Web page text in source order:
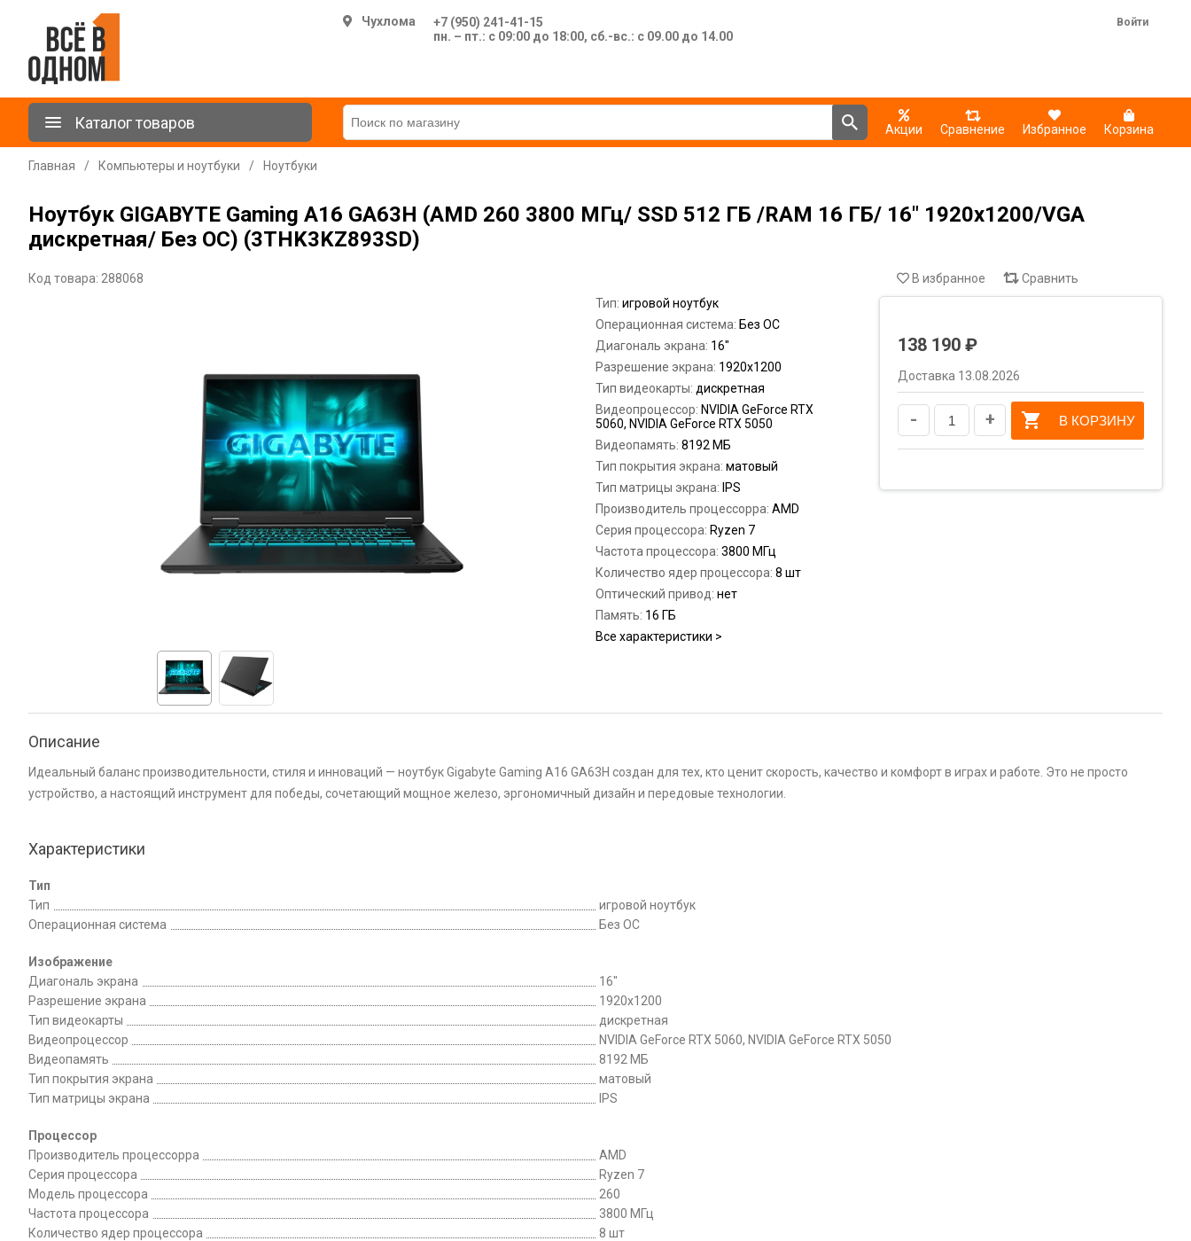
Чухлома
+7 (950) 241-41-15
пн. – пт.: с 09:00 до 18:00, сб.-вс.: с 09.00 до 14.00
Войти
Каталог товаров Акции Сравнение Избранное Корзина
Главная / Компьютеры и ноутбуки / Ноутбуки
Ноутбук GIGABYTE Gaming A16 GA63H (AMD 260 3800 МГц/ SSD 512 ГБ /RAM 16 ГБ/ 16" 1920x1200/VGA
дискретная/ Без ОС) (3THK3KZ893SD)
Код товара: 288068
Тип: игровой ноутбук
Операционная система: Без ОС
Диагональ экрана: 16"
Разрешение экрана: 1920x1200
Тип видеокарты: дискретная
Видеопроцессор: NVIDIA GeForce RTX
5060, NVIDIA GeForce RTX 5050
Видеопамять: 8192 МБ
Тип покрытия экрана: матовый
Тип матрицы экрана: IPS
Производитель процессорра: AMD
Серия процессора: Ryzen 7
Частота процессора: 3800 МГц
Количество ядер процессора: 8 шт
Оптический привод: нет
Память: 16 ГБ
Все характеристики >
В избранное Сравнить
138 190 ₽
Доставка 13.08.2026
- + В КОРЗИНУ
Описание
Идеальный баланс производительности, стиля и инноваций — ноутбук Gigabyte Gaming A16 GA63H создан для тех, кто ценит скорость, качество и комфорт в играх и работе. Это не просто
устройство, а настоящий инструмент для победы, сочетающий мощное железо, эргономичный дизайн и передовые технологии.
Характеристики
Тип
Тип
игровой ноутбук
Операционная система
Без ОС
Изображение
Диагональ экрана
16"
Разрешение экрана
1920x1200
Тип видеокарты
дискретная
Видеопроцессор
NVIDIA GeForce RTX 5060, NVIDIA GeForce RTX 5050
Видеопамять
8192 МБ
Тип покрытия экрана
матовый
Тип матрицы экрана
IPS
Процессор
Производитель процессорра
AMD
Серия процессора
Ryzen 7
Модель процессора
260
Частота процессора
3800 МГц
Количество ядер процессора
8 шт